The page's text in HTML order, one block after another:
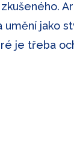
jako
je třeba